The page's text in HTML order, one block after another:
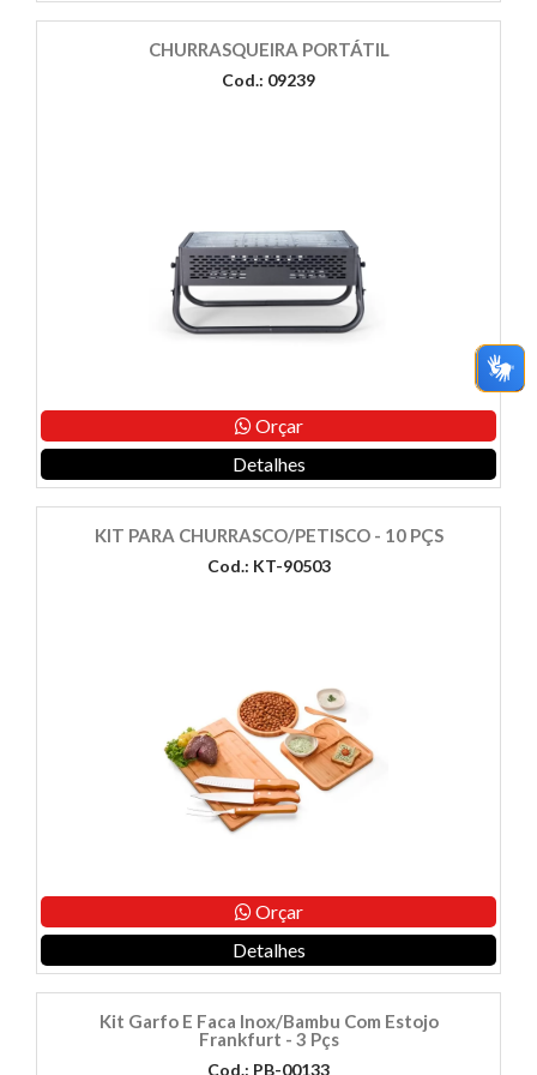
CHURRASQUEIRA PORTÁTIL
Cod.: 09239
Orçar
Detalhes
KIT PARA CHURRASCO/PETISCO - 10 PÇS
Cod.: KT-90503
Orçar
Detalhes
Kit Garfo E Faca Inox/Bambu Com Estojo
Frankfurt - 3 Pçs
Cod.: PB-00133